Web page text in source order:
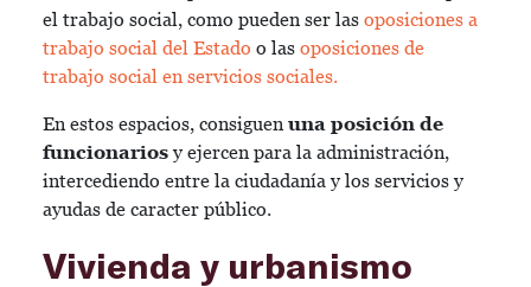
el trabajo social, como pueden ser las oposiciones a
trabajo social del Estado o las oposiciones de
trabajo social en servicios sociales.
En estos espacios, consiguen una posición de
funcionariosy ejercen para la administración,
intercediendo entre la ciudadanía y los servicios y
ayudas de caracter público.
Vivienda y urbanismo